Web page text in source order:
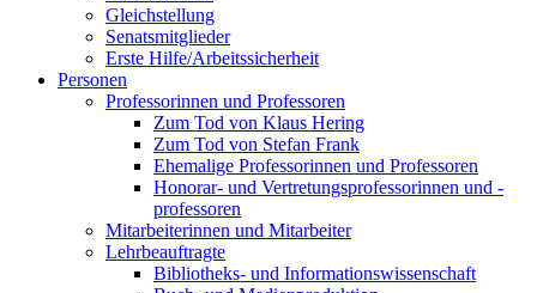
Gleichstellung
Senatsmitglieder
Erste Hilfe/Arbeitssicherheit
Personen
Professorinnen und Professoren
Zum Tod von Klaus Hering
Zum Tod von Stefan Frank
Ehemalige Professorinnen und Professoren
Honorar- und Vertretungsprofessorinnen und -
professoren
Mitarbeiterinnen und Mitarbeiter
Lehrbeauftragte
Bibliotheks- und Informationswissenschaft